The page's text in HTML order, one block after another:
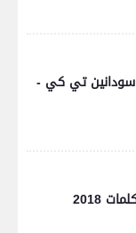
سودانين تي كي -
2018